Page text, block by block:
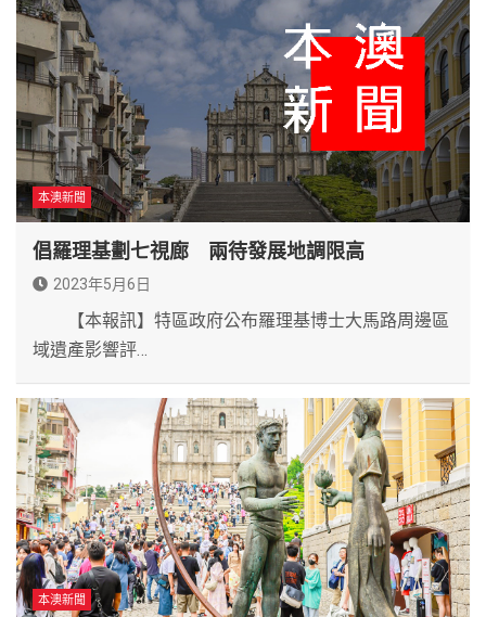
本澳新聞
倡羅理基劃七視廊 兩待發展地調限高
2023年5月6日
【本報訊】特區政府公布羅理基博士大馬路周邊區
域遺產影響評…
本澳新聞